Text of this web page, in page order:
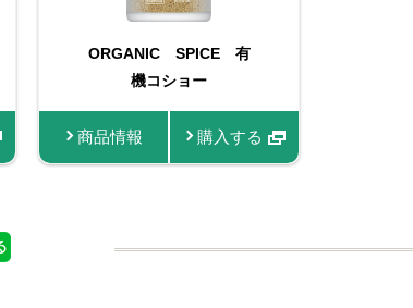
MAILLE 種入りマスタ
ード 210g
商品情報 購入する
おろし生にんにく
商品情報 購入する
ORGANIC SPICE 有
機コショー
商品情報 購入する